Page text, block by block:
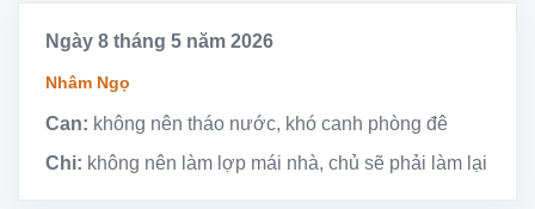
Ngày 8 tháng 5 năm 2026
Nhâm Ngọ
Can: không nên tháo nước, khó canh phòng đê
Chi: không nên làm lợp mái nhà, chủ sẽ phải làm lại